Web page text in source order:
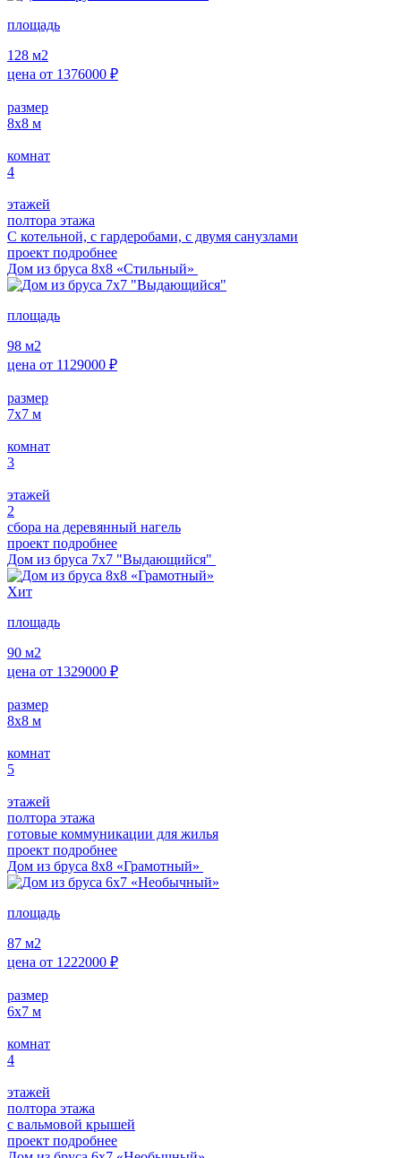
площадь
128 м2
цена от 1376000 ₽
размер
8x8 м
комнат
4
этажей
полтора этажа
С котельной, с гардеробами, с двумя санузлами
проект подробнее
Дом из бруса 8х8 «Стильный»
площадь
98 м2
цена от 1129000 ₽
размер
7х7 м
комнат
3
этажей
2
сбора на деревянный нагель
проект подробнее
Дом из бруса 7х7 "Выдающийся"
Хит
площадь
90 м2
цена от 1329000 ₽
размер
8х8 м
комнат
5
этажей
полтора этажа
готовые коммуникации для жилья
проект подробнее
Дом из бруса 8х8 «Грамотный»
площадь
87 м2
цена от 1222000 ₽
размер
6х7 м
комнат
4
этажей
полтора этажа
с вальмовой крышей
проект подробнее